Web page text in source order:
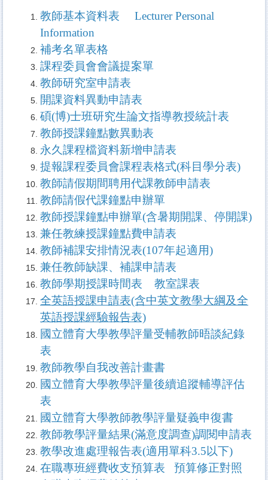
教師基本資料表 Lecturer Personal
Information
補考名單表格
課程委員會會議提案單
教師研究室申請表
開課資料異動申請表
碩(博)士班研究生論文指導教授統計表
教師授課鐘點數異動表
永久課程檔資料新增申請表
提報課程委員會課程表格式(科目學分表)
教師請假期間聘用代課教師申請表
教師請假代課鐘點申辦單
教師授課鐘點申辦單(含暑期開課、停開課)
兼任教練授課鐘點費申請表
教師補課安排情況表(107年起適用)
兼任教師缺課、補課申請表
教師學期授課時間表
教室課表
全英語授課申請表(含中英文教學大綱及全
英語授課經驗報告表)
國立體育大學教學評量受輔教師晤談紀錄
表
教師教學自我改善計畫書
國立體育大學教學評量後續追蹤輔導評估
表
國立體育大學教師教學評量疑義申復書
教師教學評量結果(滿意度調查)調閱申請表
教學改進處理報告表(適用單科3.5以下)
在職專班經費收支預算表
預算修正對照